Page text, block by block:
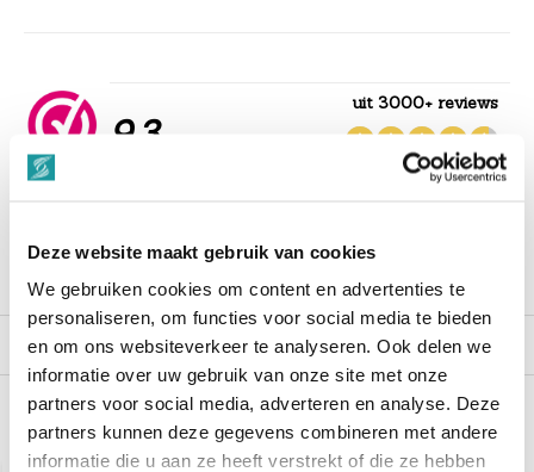
Deze website maakt gebruik van cookies
We gebruiken cookies om content en advertenties te
personaliseren, om functies voor social media te bieden
en om ons websiteverkeer te analyseren. Ook delen we
informatie over uw gebruik van onze site met onze
partners voor social media, adverteren en analyse. Deze
partners kunnen deze gegevens combineren met andere
informatie die u aan ze heeft verstrekt of die ze hebben
9,3
uit 3000+ reviews
Productomschrijving
Reviews
Recent bekeken